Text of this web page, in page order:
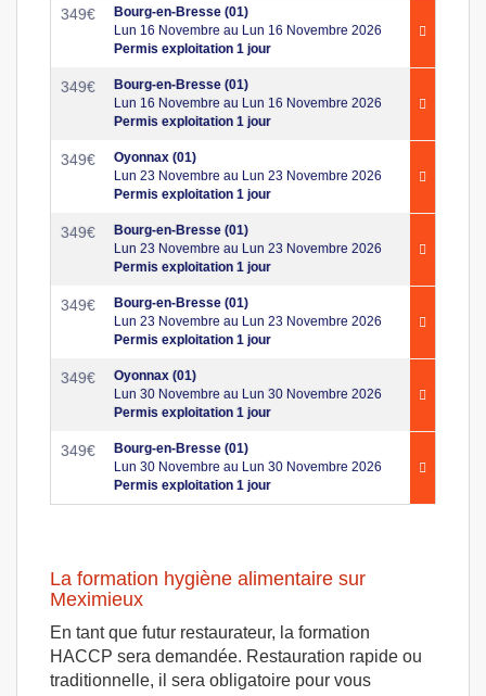
349€
Bourg-en-Bresse (01)
Lun 16 Novembre au Lun 16 Novembre 2026
Permis exploitation 1 jour
349€
Bourg-en-Bresse (01)
Lun 16 Novembre au Lun 16 Novembre 2026
Permis exploitation 1 jour
349€
Oyonnax (01)
Lun 23 Novembre au Lun 23 Novembre 2026
Permis exploitation 1 jour
349€
Bourg-en-Bresse (01)
Lun 23 Novembre au Lun 23 Novembre 2026
Permis exploitation 1 jour
349€
Bourg-en-Bresse (01)
Lun 23 Novembre au Lun 23 Novembre 2026
Permis exploitation 1 jour
349€
Oyonnax (01)
Lun 30 Novembre au Lun 30 Novembre 2026
Permis exploitation 1 jour
349€
Bourg-en-Bresse (01)
Lun 30 Novembre au Lun 30 Novembre 2026
Permis exploitation 1 jour
La formation hygiène alimentaire sur
Meximieux
En tant que futur restaurateur, la formation
HACCP sera demandée. Restauration rapide ou
traditionnelle, il sera obligatoire pour vous